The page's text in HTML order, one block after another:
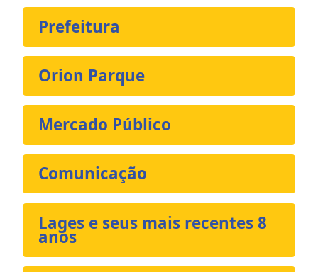
Prefeitura
Orion Parque
Mercado Público
Comunicação
Lages e seus mais recentes 8
anos